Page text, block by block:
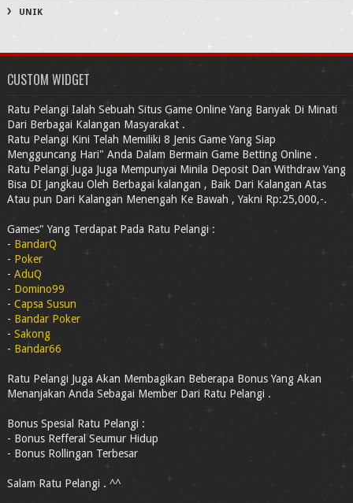
UNIK
CUSTOM WIDGET
Ratu Pelangi Ialah Sebuah Situs Game Online Yang Banyak Di Minati
Dari Berbagai Kalangan Masyarakat .
Ratu Pelangi Kini Telah Memiliki 8 Jenis Game Yang Siap
Mengguncang Hari" Anda Dalam Bermain Game Betting Online .
Ratu Pelangi Juga Juga Mempunyai Minila Deposit Dan Withdraw Yang
Bisa DI Jangkau Oleh Berbagai kalangan , Baik Dari Kalangan Atas
Atau pun Dari Kalangan Menengah Ke Bawah , Yakni Rp:25,000,-.
Games" Yang Terdapat Pada Ratu Pelangi :
- BandarQ
- Poker
- AduQ
- Domino99
- Capsa Susun
- Bandar Poker
- Sakong
- Bandar66
Ratu Pelangi Juga Akan Membagikan Beberapa Bonus Yang Akan
Menanjakan Anda Sebagai Member Dari Ratu Pelangi .
Bonus Spesial Ratu Pelangi :
- Bonus Refferal Seumur Hidup
- Bonus Rollingan Terbesar
Salam Ratu Pelangi . ^^